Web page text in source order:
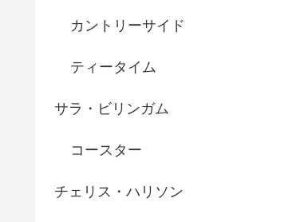
カントリーサイド
ティータイム
サラ・ビリンガム
コースター
チェリス・ハリソン